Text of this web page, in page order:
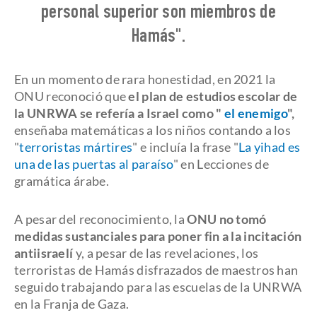
personal superior son miembros de
Hamás".
En un momento de rara honestidad, en 2021 la
ONU reconoció queel plan de estudios escolar de
la UNRWA se refería a Israel como " el enemigo",
enseñaba matemáticas a los niños contando a los
"terroristas mártires" e incluía la frase "La yihad es
una de las puertas al paraíso" en Lecciones de
gramática árabe.
A pesar del reconocimiento, laONU no tomó
medidas sustanciales para poner fin a la incitación
antiisraelíy, a pesar de las revelaciones, los
terroristas de Hamás disfrazados de maestros han
seguido trabajando para las escuelas de la UNRWA
en la Franja de Gaza.